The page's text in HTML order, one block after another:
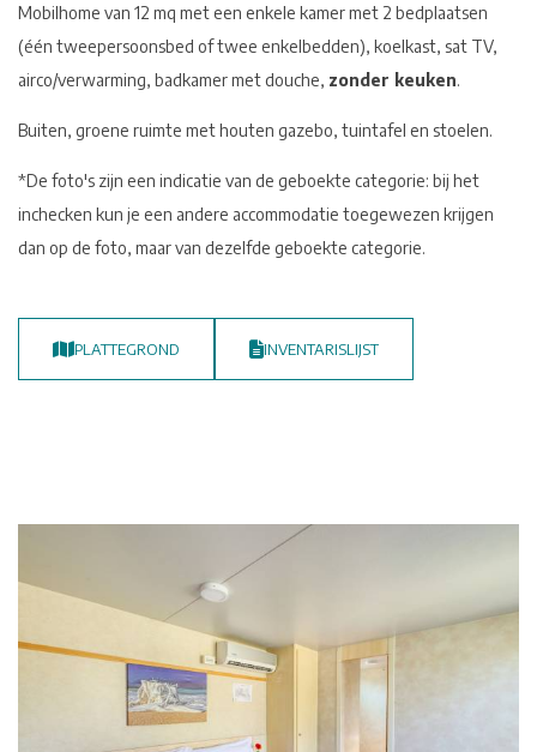
Mobilhome van 12 mq met een enkele kamer met 2 bedplaatsen
(één tweepersoonsbed of twee enkelbedden), koelkast, sat TV,
airco/verwarming, badkamer met douche, zonder keuken.
Buiten, groene ruimte met houten gazebo, tuintafel en stoelen.
*De foto's zijn een indicatie van de geboekte categorie: bij het
inchecken kun je een andere accommodatie toegewezen krijgen
dan op de foto, maar van dezelfde geboekte categorie.
PLATTEGROND INVENTARISLIJST